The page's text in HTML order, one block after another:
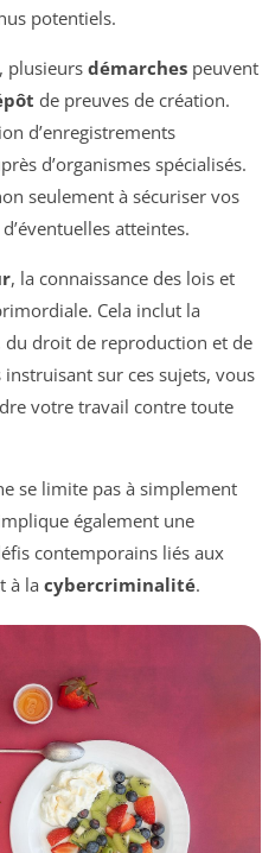
potentiels.
plusieurs démarches peuvent
de preuves de création.
d’enregistrements
d’organismes spécialisés.
seulement à sécuriser vos
atteintes.
, la connaissance des lois et
Cela inclut la
du droit de reproduction et de
instruisant sur ces sujets, vous
votre travail contre toute
se limite pas à simplement
également une
contemporains liés aux
à la cybercriminalité.